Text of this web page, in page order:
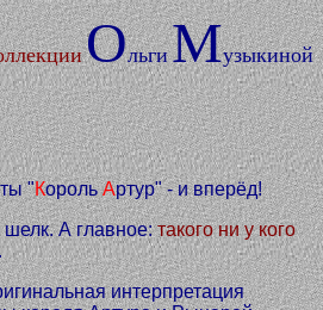
ОльгиМузыкиной
"КорольАртур" - и вперёд!
шелк. А главное:такого ни у кого
интерпретация